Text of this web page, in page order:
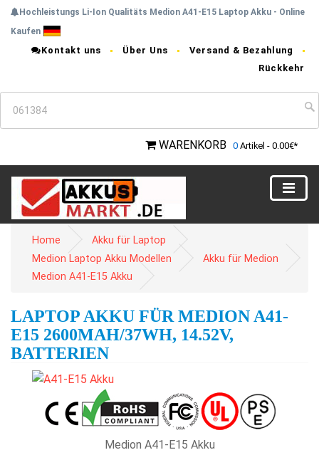
Hochleistungs Li-Ion Qualitäts Medion A41-E15 Laptop Akku - Online
Kaufen
Kontakt uns Über Uns
Versand & Bezahlung
Rückkehr
WARENKORB 0 Artikel - 0.00€*
Home
Akku für Laptop
Medion Laptop Akku Modellen
Akku für Medion
Medion A41-E15 Akku
LAPTOP AKKU FÜR MEDION A41-
E15 2600MAH/37WH, 14.52V,
BATTERIEN
Medion A41-E15 Akku